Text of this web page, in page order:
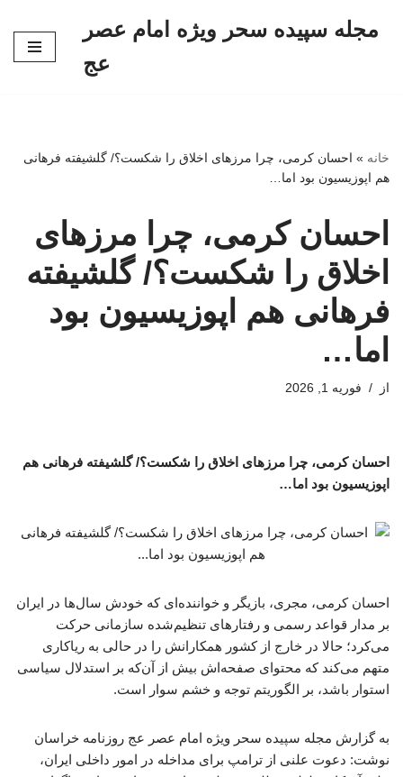
مجله سپیده سحر ویژه امام عصر
عج
خانه » احسان کرمی، چرا مرزهای اخلاق را شکست؟/ گلشیفته فرهانی
هم اپوزیسیون بود اما…
احسان کرمی، چرا مرزهای
اخلاق را شکست؟/ گلشیفته
فرهانی هم اپوزیسیون بود
اما…
از فوریه 1, 2026
احسان کرمی، چرا مرزهای اخلاق را شکست؟/ گلشیفته فرهانی هم
اپوزیسیون بود اما…
احسان کرمی، مجری، بازیگر و خواننده‌ای که خودش سال‌ها در ایران
بر مدار قواعد رسمی و رفتارهای تنظیم‌شده سازمانی حرکت
می‌کرد؛ حالا در خارج از کشور همکارانش را در حالی به ریاکاری
متهم می‌کند که محتوای صفحه‌اش بیش از آن‌که بر استدلال سیاسی
استوار باشد، بر الگوریتم توجه و خشم سوار است.
به گزارش مجله سپیده سحر ویژه امام عصر عج روزنامه خراسان
نوشت: دعوت علنی از ترامپ برای مداخله در امور داخلی ایران،